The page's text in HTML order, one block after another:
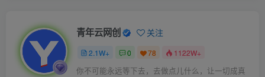
青年云网创 关注
2.1W+ 0 78 1122W+
你不可能永远等下去，去做点儿什么，让一切成真